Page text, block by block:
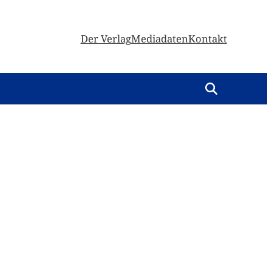
Der VerlagMediadatenKontakt